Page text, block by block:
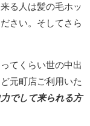
る人は髪の毛ホッ
さい。そしてさら
ってくらい世の中出
元町店ご利用いた
でして来られる方